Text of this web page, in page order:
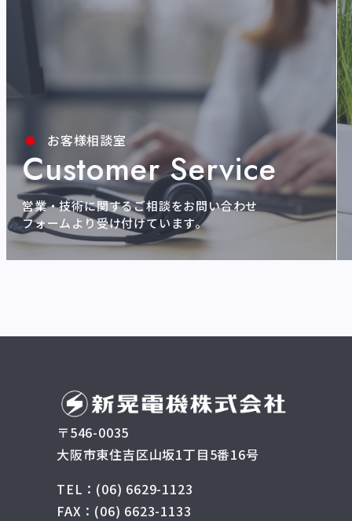
お客様相談室
Customer Service
営業・技術に関するご相談をお問い合わせ
フォームより受け付けています。
〒546-0035
大阪市東住吉区山坂1丁目5番16号
TEL：(06) 6629-1123
FAX：(06) 6623-1133